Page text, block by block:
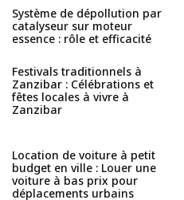
Système de dépollution par
catalyseur sur moteur
essence : rôle et efficacité
Festivals traditionnels à
Zanzibar : Célébrations et
fêtes locales à vivre à
Zanzibar
Location de voiture à petit
budget en ville : Louer une
voiture à bas prix pour
déplacements urbains